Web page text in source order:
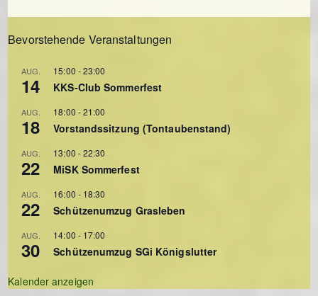
Bevorstehende Veranstaltungen
AUG.
14
15:00 -23:00
KKS-Club Sommerfest
AUG.
18
18:00 -21:00
Vorstandssitzung (Tontaubenstand)
AUG.
22
13:00 -22:30
MiSK Sommerfest
AUG.
22
16:00 - 18:30
Schützenumzug Grasleben
AUG.
30
14:00 - 17:00
Schützenumzug SGi Königslutter
Kalender anzeigen